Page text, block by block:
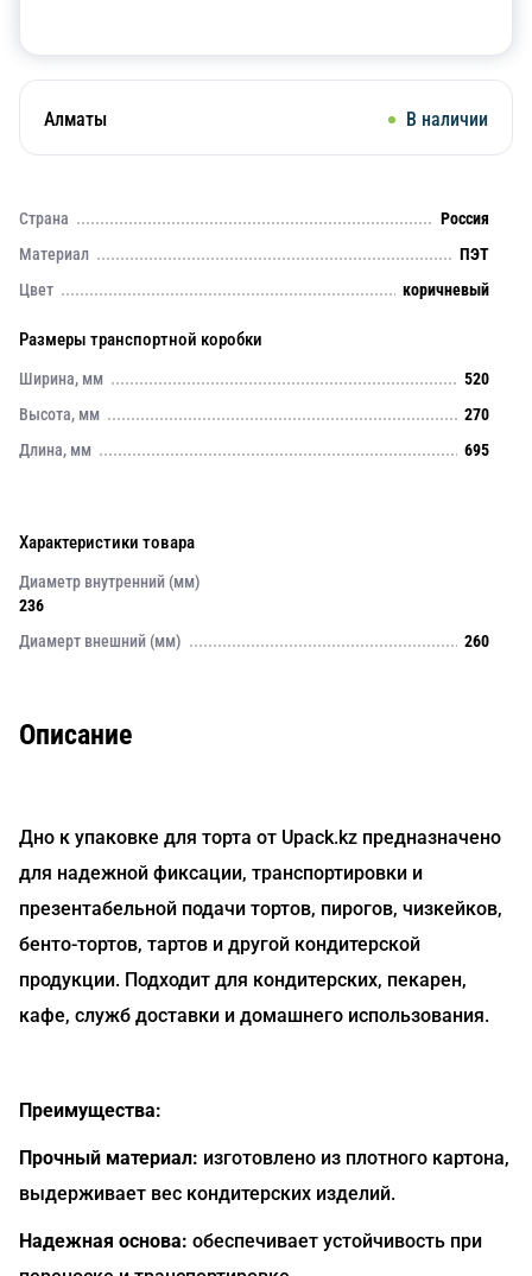
Алматы В наличии
Страна
Россия
Материал
ПЭТ
Цвет
коричневый
Размеры транспортной коробки
Ширина, мм
520
Высота, мм
270
Длина, мм
695
Характеристики товара
Диаметр внутренний (мм)
236
Диамерт внешний (мм)
260
Описание
Дно к упаковке для торта от Upack.kz предназначено
для надежной фиксации, транспортировки и
презентабельной подачи тортов, пирогов, чизкейков,
бенто-тортов, тартов и другой кондитерской
продукции. Подходит для кондитерских, пекарен,
кафе, служб доставки и домашнего использования.
Преимущества:
Прочный материал: изготовлено из плотного картона,
выдерживает вес кондитерских изделий.
Надежная основа: обеспечивает устойчивость при